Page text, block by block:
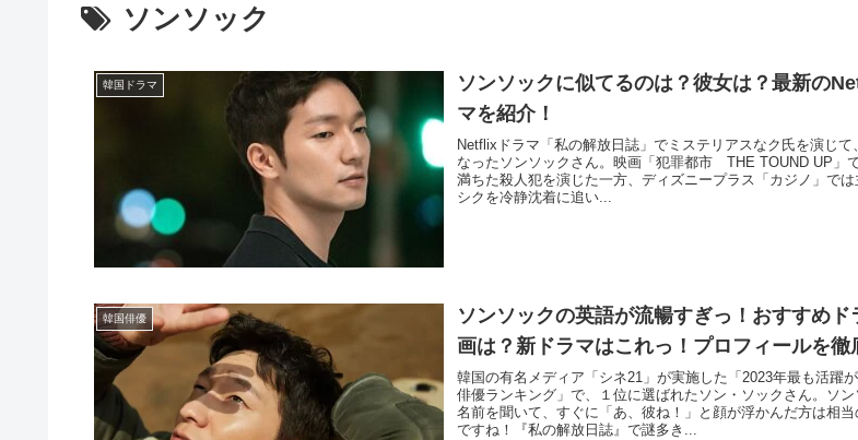
ソンソック
韓国ドラマ
ソンソックに似てるのは？彼女は？最新の
マを紹介！
Netflixドラマ「私の解放日誌」でミステリアスなク氏を演じて
なったソンソックさん。映画「犯罪都市 THE TOUND UP」
満ちた殺人犯を演じた一方、ディズニープラス「カジノ」で
シクを冷静沈着に追い...
韓国俳優
ソンソックの英語が流暢すぎっ！おすすめド
画は？新ドラマはこれっ！プロフィールを徹
韓国の有名メディア「シネ21」が実施した「2023年最も活躍
俳優ランキング」で、１位に選ばれたソン・ソックさん。ソン
名前を聞いて、すぐに「あ、彼ね！」と顔が浮かんだ方は相
ですね！『私の解放日誌』で謎多き...